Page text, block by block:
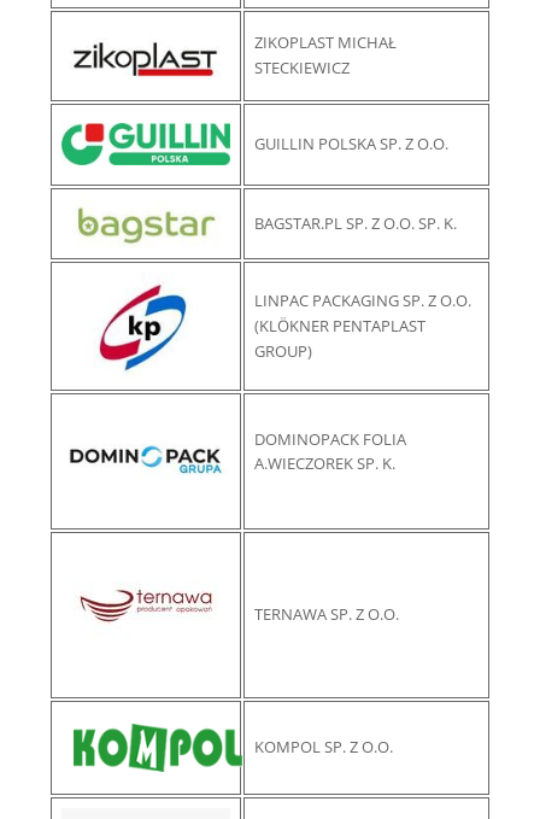
ZIKOPLAST MICHAŁ
STECKIEWICZ
GUILLIN POLSKA SP. Z O.O.
BAGSTAR.PL SP. Z O.O. SP. K.
LINPAC PACKAGING SP. Z O.O.
(KLÖKNER PENTAPLAST
GROUP)
DOMINOPACK FOLIA
A.WIECZOREK SP. K.
TERNAWA SP. Z O.O.
KOMPOL SP. Z O.O.